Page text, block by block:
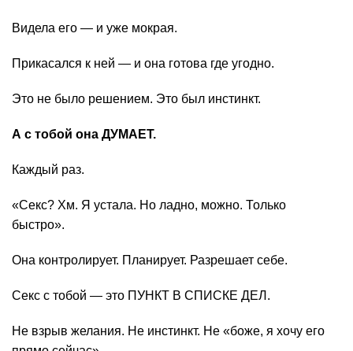
Видела его — и уже мокрая.
Прикасался к ней — и она готова где угодно.
Это не было решением. Это был инстинкт.
А с тобой она ДУМАЕТ.
Каждый раз.
«Секс? Хм. Я устала. Но ладно, можно. Только
быстро».
Она контролирует. Планирует. Разрешает себе.
Секс с тобой — это ПУНКТ В СПИСКЕ ДЕЛ.
Не взрыв желания. Не инстинкт. Не «боже, я хочу его